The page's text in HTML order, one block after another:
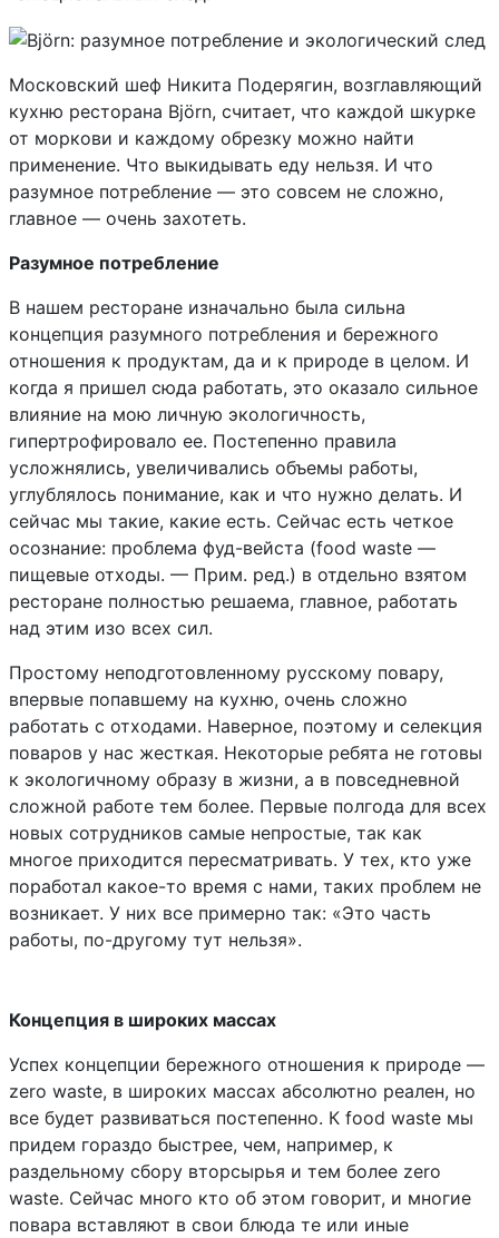
Московский шеф Никита Подерягин, возглавляющий
кухню ресторана Björn, считает, что каждой шкурке
от моркови и каждому обрезку можно найти
применение. Что выкидывать еду нельзя. И что
разумное потребление — это совсем не сложно,
главное — очень захотеть.
Разумное потребление
В нашем ресторане изначально была сильна
концепция разумного потребления и бережного
отношения к продуктам, да и к природе в целом. И
когда я пришел сюда работать, это оказало сильное
влияние на мою личную экологичность,
гипертрофировало ее. Постепенно правила
усложнялись, увеличивались объемы работы,
углублялось понимание, как и что нужно делать. И
сейчас мы такие, какие есть. Сейчас есть четкое
осознание: проблема фуд-вейста (food waste —
пищевые отходы. — Прим. ред.) в отдельно взятом
ресторане полностью решаема, главное, работать
над этим изо всех сил.
Простому неподготовленному русскому повару,
впервые попавшему на кухню, очень сложно
работать с отходами. Наверное, поэтому и селекция
поваров у нас жесткая. Некоторые ребята не готовы
к экологичному образу в жизни, а в повседневной
сложной работе тем более. Первые полгода для всех
новых сотрудников самые непростые, так как
многое приходится пересматривать. У тех, кто уже
поработал какое-то время с нами, таких проблем не
возникает. У них все примерно так: «Это часть
работы, по-другому тут нельзя».
Концепция в широких массах
Успех концепции бережного отношения к природе —
zero waste, в широких массах абсолютно реален, но
все будет развиваться постепенно. К food waste мы
придем гораздо быстрее, чем, например, к
раздельному сбору вторсырья и тем более zero
waste. Сейчас много кто об этом говорит, и многие
повара вставляют в свои блюда те или иные